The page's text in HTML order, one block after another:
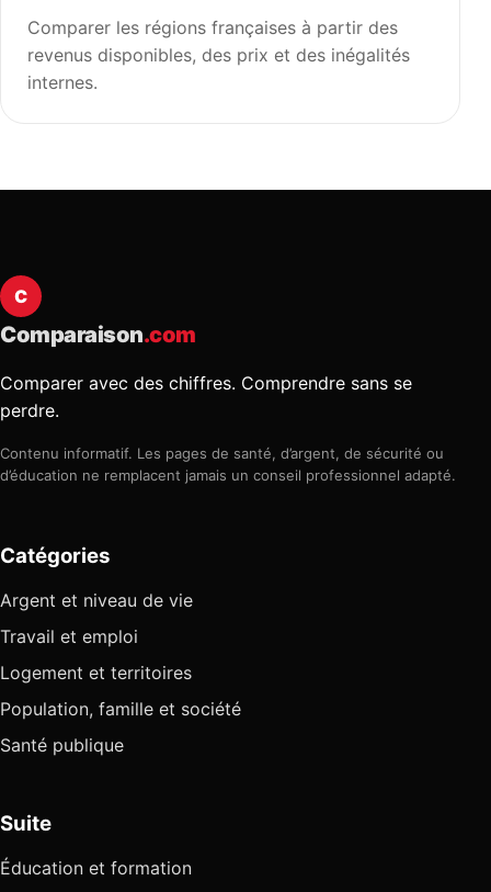
Comparer les régions françaises à partir des
revenus disponibles, des prix et des inégalités
internes.
C
Comparaison.com
Comparer avec des chiffres. Comprendre sans se
perdre.
Contenu informatif. Les pages de santé, d’argent, de sécurité ou
d’éducation ne remplacent jamais un conseil professionnel adapté.
Catégories
Argent et niveau de vie
Travail et emploi
Logement et territoires
Population, famille et société
Santé publique
Suite
Éducation et formation